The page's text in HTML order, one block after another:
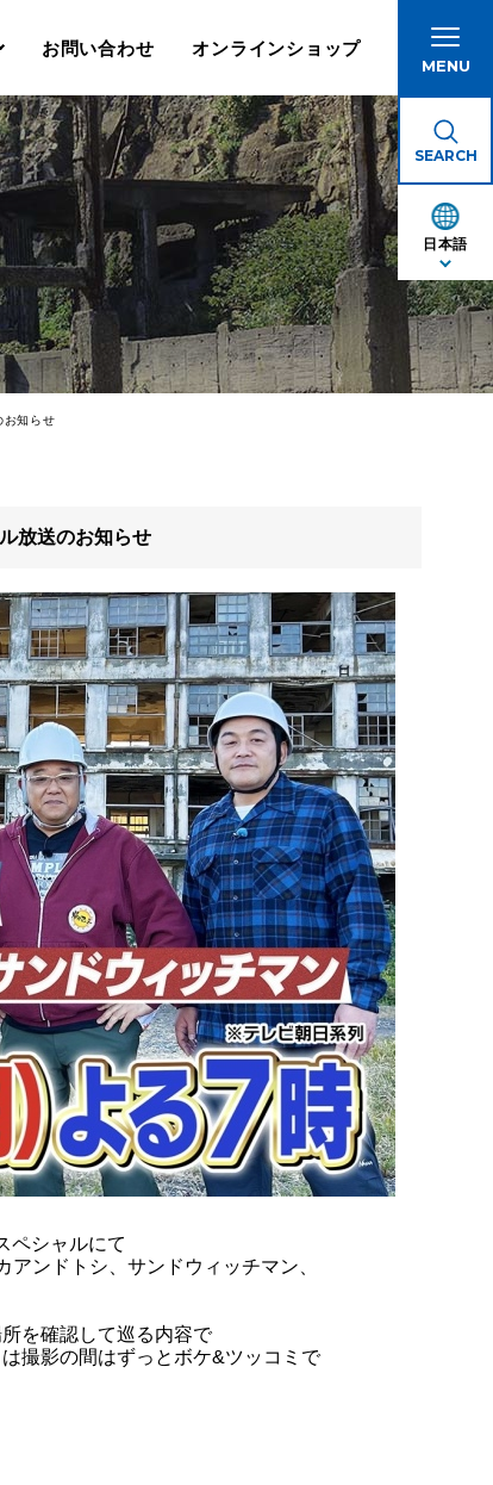
お問い合わせ オンラインショップ
日本語
MENU
SEARCH
お知らせ
放送のお知らせ
ペシャルにて
ンドトシ、サンドウィッチマン、
を確認して巡る内容で
撮影の間はずっとボケ&ツッコミで
午後便
10:30～
※午後便のお客様は早い時間(10:30～)でも受付対応しております。
～13:00
13:00～13:20
13:20～
13:40頃
14:40～15:25
16:10頃
※上陸不可時15:20頃